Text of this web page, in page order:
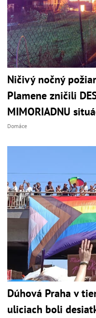
Ničivý nočný
Plamene zničili
MIMORIADNU
Domáce
Dúhová Praha v
uliciach boli